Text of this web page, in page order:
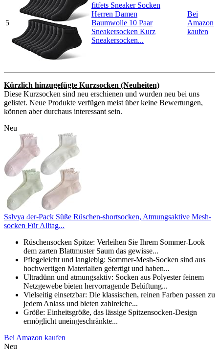
5
fitfets Sneaker Socken
Herren Damen
Baumwolle 10 Paar
Sneakersocken Kurz
Sneakersocken...
Bei
Amazon
kaufen
Kürzlich hinzugefügte Kurzsocken (Neuheiten)
Diese Kurzsocken sind neu erschienen und wurden neu bei uns
gelistet. Neue Produkte verfügen meist über keine Bewertungen,
können aber durchaus interessant sein.
Neu
Sslvya 4er-Pack Süße Rüschen-shortsocken, Atmungsaktive Mesh-
socken Für Alltag...
Rüschensocken Spitze: Verleihen Sie Ihrem Sommer-Look
dem zarten Blattmuster Saum das gewisse...
Pflegeleicht und langlebig: Sommer-Mesh-Socken sind aus
hochwertigen Materialien gefertigt und haben...
Ultradünn und atmungsaktiv: Socken aus Polyester feinem
Netzgewebe bieten hervorragende Belüftung...
Vielseitig einsetzbar: Die klassischen, reinen Farben passen zu
jedem Anlass und bieten zahlreiche...
Größe: Einheitsgröße, das lässige Spitzensocken-Design
ermöglicht uneingeschränkte...
Bei Amazon kaufen
Neu